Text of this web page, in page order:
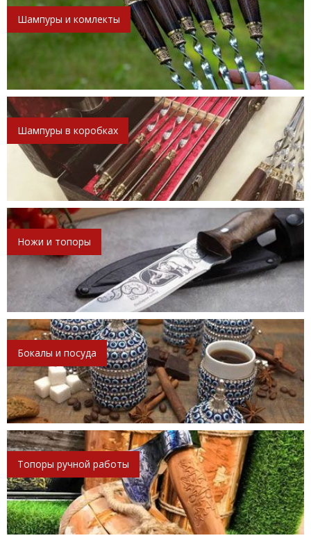
Шампуры и комлекты
Шампуры в коробках
Ножи и топоры
Бокалы и посуда
Топоры ручной работы